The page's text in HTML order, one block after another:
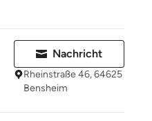
Nachricht
Rheinstraße 46, 64625
Bensheim